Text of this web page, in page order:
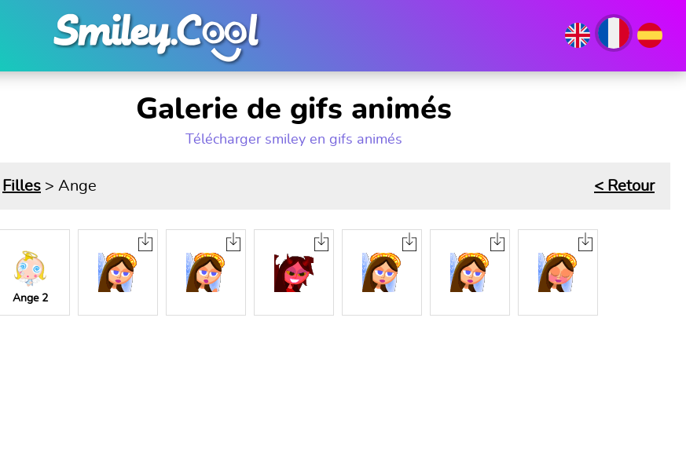
Galerie de gifs animés
Télécharger smiley en gifs animés
Filles > Ange < Retour
Ange 2